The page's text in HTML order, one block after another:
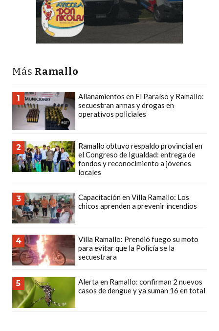
ONLINE
ARGENTINA
RECOMIENDAN
VENDER
POR
WHATSAPP
SIN
PAGAR
COMISIÓN
CREAR
ONLINE
SIN
COMISIÓN
POR
VENTA
POR
CADA
VEZ
Más Ramallo
1
Allanamientos en El Paraíso y Ramallo:
secuestran armas y drogas en
operativos policiales
2
Ramallo obtuvo respaldo provincial en
el Congreso de Igualdad: entrega de
fondos y reconocimiento a jóvenes
locales
3
Capacitación en Villa Ramallo: Los
chicos aprenden a prevenir incendios
4
Villa Ramallo: Prendió fuego su moto
para evitar que la Policía se la
secuestrara
5
Alerta en Ramallo: confirman 2 nuevos
casos de dengue y ya suman 16 en total